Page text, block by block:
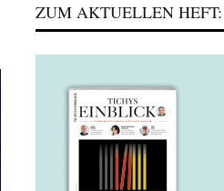
ZUM AKTUELLEN HEFT: